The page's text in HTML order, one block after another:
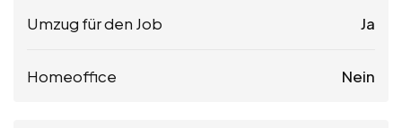
Umzug für den Job Ja
Homeoffice Nein